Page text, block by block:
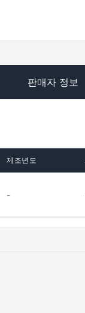
판매자 정보
제조년도
-